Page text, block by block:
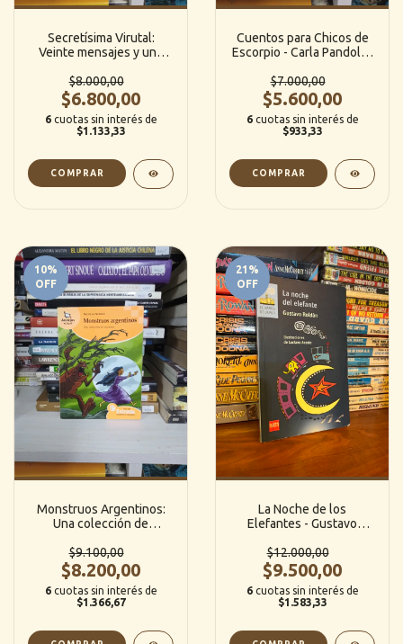
Secretísima Virutal:
Veinte mensajes y una
Brandán Aráoz (Estrada)
$8.000,00
$6.800,00
6 cuotas sin interés de
$1.133,33
Cuentos para Chicos de
Escorpio - Carla Pandolfo
$7.000,00
$5.600,00
6 cuotas sin interés de
$933,33
10%
OFF
Monstruos Argentinos:
Una colección de
(Estrada) [G]
$9.100,00
$8.200,00
6 cuotas sin interés de
$1.366,67
21 %
OFF
La Noche de los
Elefantes - Gustavo
$12.000,00
$9.500,00
6 cuotas sin interés de
$1.583,33